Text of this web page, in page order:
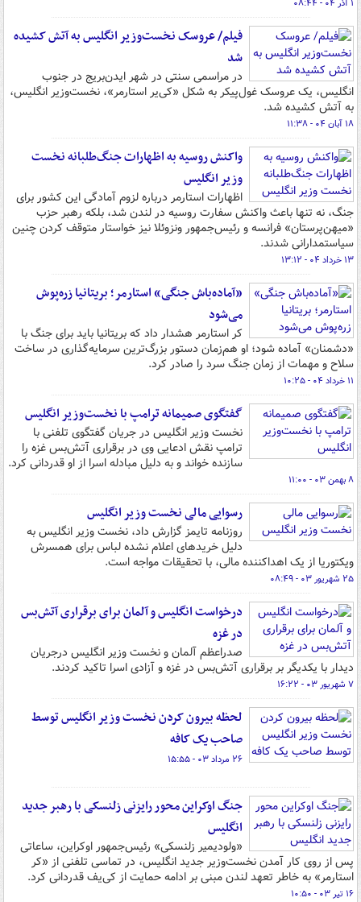
۱ آذر ۰۴ - ۰۸:۴۴
فیلم/ عروسک نخست‌وزیر انگلیس به آتش کشیده
شد
در مراسمی سنتی در شهر ایدن‌بریج در جنوب
انگلیس، یک عروسک غول‌پیکر به شکل «کی‌یر استارمر»، نخست‌وزیر انگلیس،
به آتش کشیده شد.
۱۸ آبان ۰۴ - ۱۱:۳۸
واکنش روسیه به اظهارات جنگ‌طلبانه نخست
وزیر انگلیس
اظهارات استارمر درباره لزوم آمادگی این کشور برای
جنگ، نه تنها باعث واکنش سفارت روسیه در لندن شد، بلکه رهبر حزب
«میهن‌پرستان» فرانسه و رئیس‌جمهور ونزوئلا نیز خواستار متوقف کردن چنین
سیاستمدارانی شدند.
۱۳ خرداد ۰۴ - ۱۳:۱۲
«آماده‌باش جنگی» استارمر؛ بریتانیا زره‌پوش
می‌شود
کر استارمر هشدار داد که بریتانیا باید برای جنگ با
«دشمنان» آماده شود؛ او هم‌زمان دستور بزرگ‌ترین سرمایه‌گذاری در ساخت
سلاح و مهمات از زمان جنگ سرد را صادر کرد.
۱۱ خرداد ۰۴ - ۱۰:۲۵
گفتگوی صمیمانه ترامپ با نخست‌وزیر انگلیس
نخست وزیر انگلیس در جریان گفتگوی تلفنی با
ترامپ نقش ادعایی وی در برقراری آتش‌بس غزه را
سازنده خواند و به دلیل مبادله اسرا از او قدردانی کرد.
۸ بهمن ۰۳ - ۱۱:۰۰
رسوایی مالی نخست وزیر انگلیس
روزنامه تایمز گزارش داد، نخست وزیر انگلیس به
دلیل خریدهای اعلام نشده لباس برای همسرش
ویکتوریا از یک اهداکننده مالی، با تحقیقات مواجه است.
۲۵ شهریور ۰۳ - ۰۸:۴۹
درخواست انگلیس و آلمان برای برقراری آتش‌بس
در غزه
صدراعظم آلمان و نخست وزیر انگلیس درجریان
دیدار با یکدیگر بر برقراری آتش‌بس در غزه و آزادی اسرا تاکید کردند.
۷ شهریور ۰۳ - ۱۶:۲۲
لحظه بیرون کردن نخست وزیر انگلیس توسط
صاحب یک کافه
۲۶ مرداد ۰۳ - ۱۵:۵۵
جنگ اوکراین محور رایزنی زلنسکی با رهبر جدید
انگلیس
«ولودیمیر زلنسکی» رئیس‌جمهور اوکراین، ساعاتی
پس از روی کار آمدن نخست‌وزیر جدید انگلیس، در تماسی تلفنی از «کر
استارمر» به خاطر تعهد لندن مبنی بر ادامه حمایت از کی‌یف قدردانی کرد.
۱۶ تیر ۰۳ - ۱۰:۵۰